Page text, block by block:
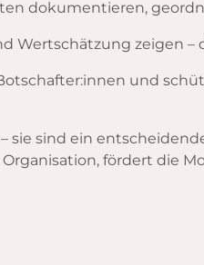
dokumentieren,
Wertschätzung zeigen
und
sie sind ein
fördert die